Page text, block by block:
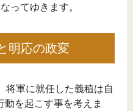
ってゆきます。
明応の政変
将軍に就任した義稙は自
動を起こす事を考えま